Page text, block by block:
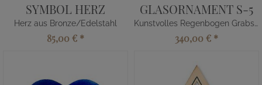
SYMBOL HERZ
Herz aus Bronze/Edelstahl
85,00 € *
GLASORNAMENT S-5
Kunstvolles Regenbogen Grabstein Glas Element
340,00 € *